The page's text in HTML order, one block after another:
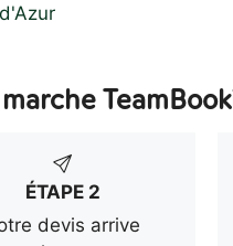
ÉTAPE 2
devis arrive